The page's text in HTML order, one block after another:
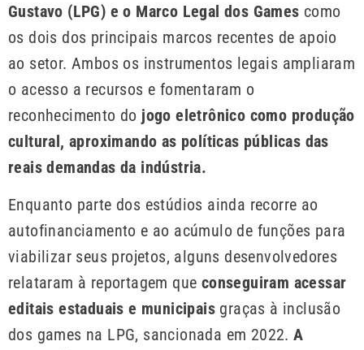
Gustavo (LPG) e o Marco Legal dos Games como
os dois dos principais marcos recentes de apoio
ao setor. Ambos os instrumentos legais ampliaram
o acesso a recursos e fomentaram o
reconhecimento do jogo eletrônico como produção
cultural, aproximando as políticas públicas das
reais demandas da indústria.
Enquanto parte dos estúdios ainda recorre ao
autofinanciamento e ao acúmulo de funções para
viabilizar seus projetos, alguns desenvolvedores
relataram à reportagem que conseguiram acessar
editais estaduais e municipais graças à inclusão
dos games na LPG, sancionada em 2022. A